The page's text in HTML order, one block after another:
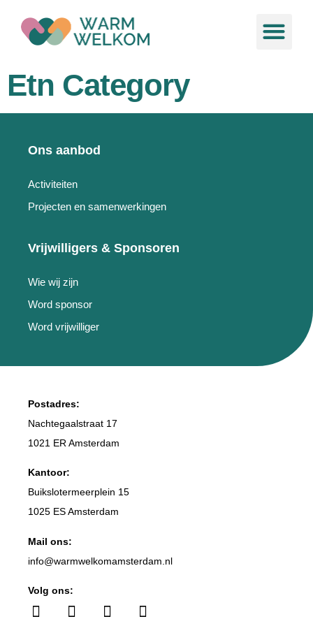
inhoud
Etn Category
Ons aanbod
Activiteiten
Projecten en samenwerkingen
Vrijwilligers & Sponsoren
Wie wij zijn
Word sponsor
Word vrijwilliger
Postadres:
Nachtegaalstraat 17
1021 ER Amsterdam
Kantoor:
Buikslotermeerplein 15
1025 ES Amsterdam
Mail ons:
info@warmwelkomamsterdam.nl
Volg ons: